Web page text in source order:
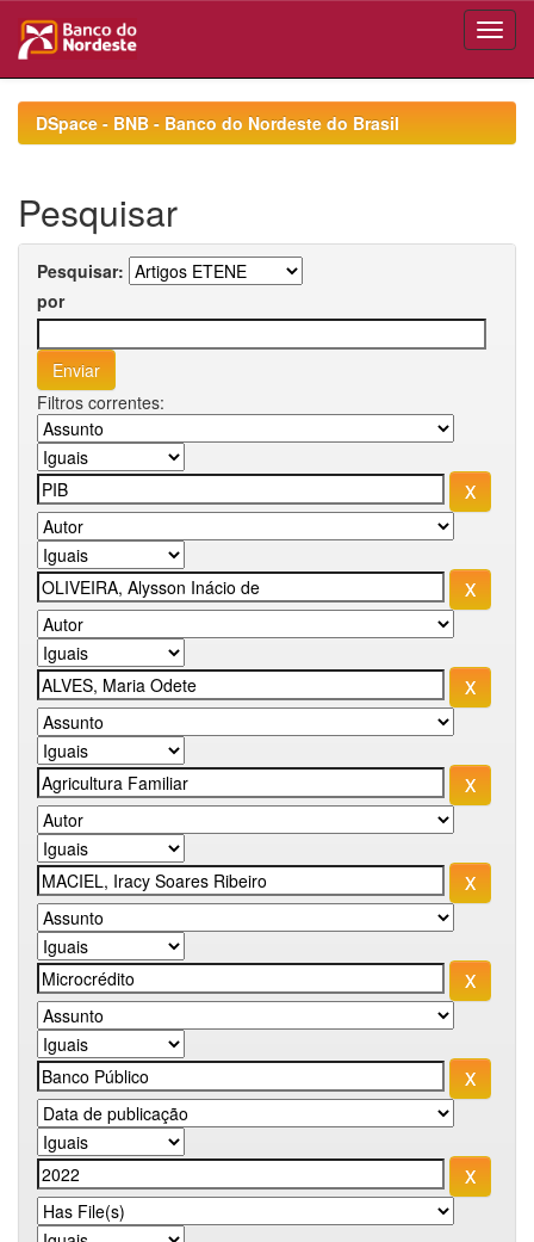
navigationDSpace - BNB - Banco do Nordeste do Brasil
Pesquisar
Pesquisar:
por
Filtros correntes: